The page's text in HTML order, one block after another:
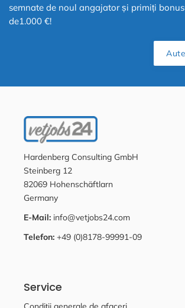
semnate de noul angajator și primiți
de1.000 €!
Hardenberg Consulting GmbH
Steinberg 12
82069 Hohenschäftlarn
Germany
E-Mail: info@vetjobs24.com
Telefon: +49 (0)8178-99991-09
Service